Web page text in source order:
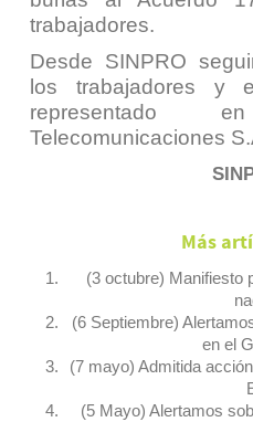
trabajadores.
Desde SINPRO
los trabajadores y
representado
Telecomunicaciones
Más
(3 octubre) Manifiesto
(6 Septiembre)
en el
(7 mayo) Admitida
(5 Mayo) Alertamos